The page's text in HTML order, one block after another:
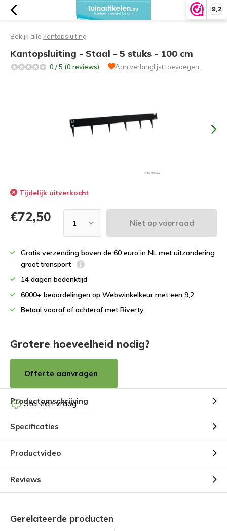
9,2
Bekijk alle kantopsluiting
Kantopsluiting - Staal - 5 stuks - 100 cm
0 / 5 (0 reviews) Aan verlanglijst toevoegen
Tijdelijk uitverkocht
€72,50 Niet op voorraad
Gratis verzending boven de 60 euro in NL met uitzondering
groot transport
14 dagen bedenktijd
6000+ beoordelingen op Webwinkelkeur met een 9,2
Betaal vooraf of achteraf met Riverty
Grotere hoeveelheid nodig?
Offerte aanvragen
Stel een vraag
Productomschrijving
Specificaties
Productvideo
Reviews
Gerelateerde producten